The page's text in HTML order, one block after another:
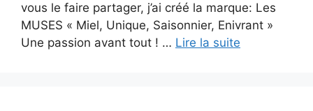
vous le faire partager, j’ai créé la marque: Les
MUSES « Miel, Unique, Saisonnier, Enivrant »
Une passion avant tout ! … Lire la suite